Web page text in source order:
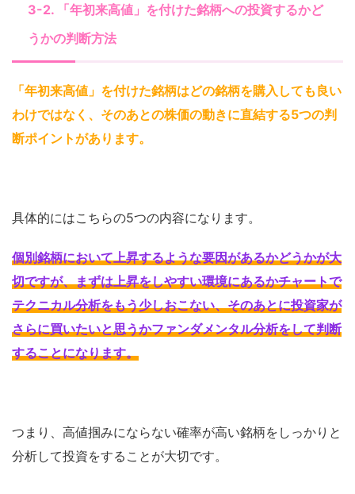
3-2. 「年初来高値」を付けた銘柄への投資するかど
うかの判断方法
「年初来高値」を付けた銘柄はどの銘柄を購入しても良い
わけではなく、そのあとの株価の動きに直結する5つの判
断ポイントがあります。
具体的にはこちらの5つの内容になります。
個別銘柄において上昇するような要因があるかどうかが大
切ですが、まずは上昇をしやすい環境にあるかチャートで
テクニカル分析をもう少しおこない、そのあとに投資家が
さらに買いたいと思うかファンダメンタル分析をして判断
することになります。
つまり、高値掴みにならない確率が高い銘柄をしっかりと
分析して投資をすることが大切です。